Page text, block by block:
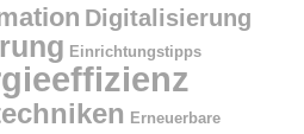
Digitalisierung
Einrichtungstipps
Erneuerbare